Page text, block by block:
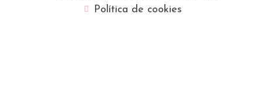
Política de cookies